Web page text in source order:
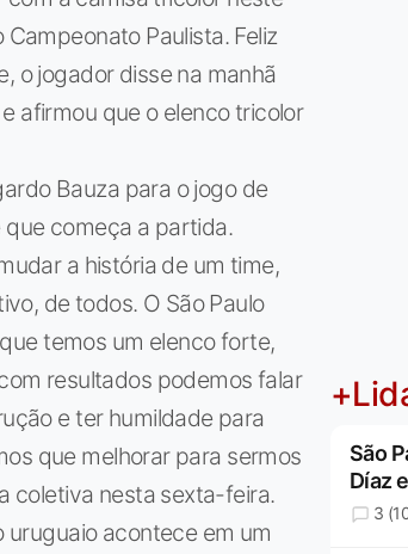
Paulista. Feliz
o jogador disse na manhã
afirmou que o elenco tricolor
Bauza para o jogo de
que começa a partida.
a história de um time,
de todos. O São Paulo
temos um elenco forte,
resultados podemos falar
e ter humildade para
que melhorar para sermos
coletiva nesta sexta-feira.
acontece em um
São
Díaz
3